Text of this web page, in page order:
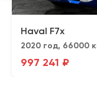
Haval F7x
2020 год, 66000
997 241 ₽